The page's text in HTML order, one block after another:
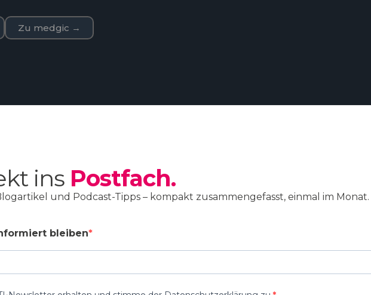
Zu medgic →
ins Postfach.
und Podcast-Tipps – kompakt zusammengefasst, einmal im
bleiben